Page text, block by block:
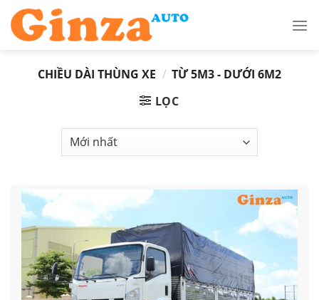
Skip
content
CHIỀU DÀI THÙNG XE / TỪ 5M3 - DƯỚI 6M2
LỌC